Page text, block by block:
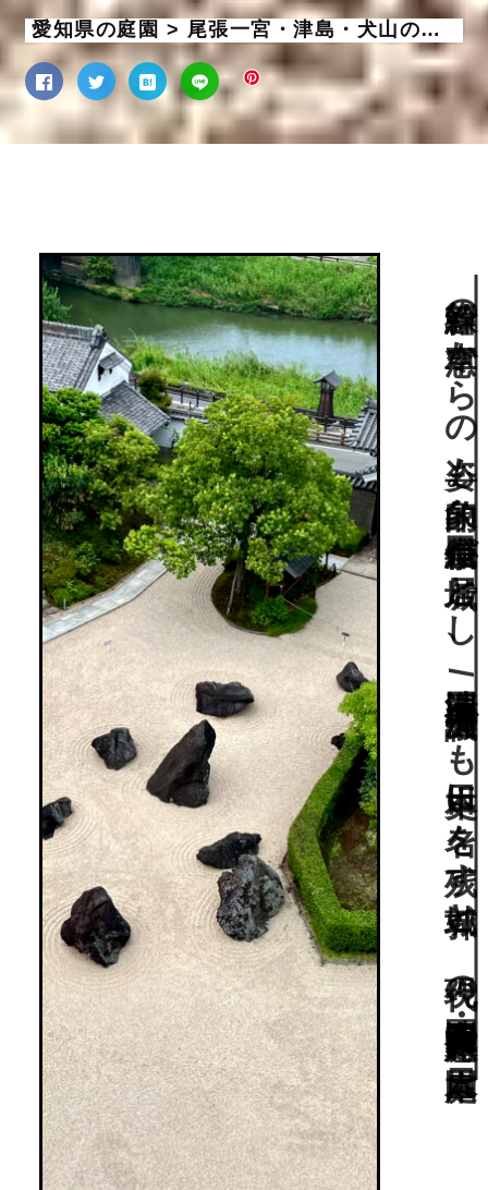
愛知県の庭園 > 尾張一宮・津島・犬山の庭園
新幹線の車窓からの姿も印象的。織田信長が居城とし、清洲同盟/清洲会議でも日本史に名を残す城郭と、現代の造園家・岡田憲久作庭の日本庭園。